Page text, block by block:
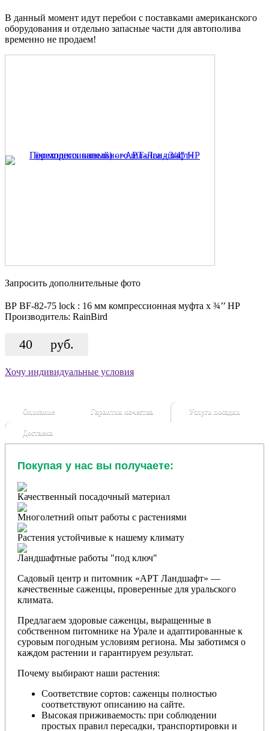
В данный момент идут перебои с поставками американского
оборудования и отдельно запасные части для автополива
временно не продаем!
Запросить дополнительные фото
ВР BF-82-75 lock : 16 мм компрессионная муфта x ¾’’ НР
Производитель: RainBird
40 руб.
Хочу индивидуальные условия
Описание Гарантия качества Услуги посадки
Доставка
Покупая у нас вы получаете:
Качественный посадочный материал
Многолетний опыт работы с растениями
Растения устойчивые к нашему климату
Ландшафтные работы "под ключ"
Садовый центр и питомник «АРТ Ландшафт» —
качественные саженцы, проверенные для уральского
климата.
Предлагаем здоровые саженцы, выращенные в
собственном питомнике на Урале и адаптированные к
суровым погодным условиям региона. Мы заботимся о
каждом растении и гарантируем результат.
Почему выбирают наши растения:
Соответствие сортов: саженцы полностью
соответствуют описанию на сайте.
Высокая приживаемость: при соблюдении
простых правил пересадки, транспортировки и